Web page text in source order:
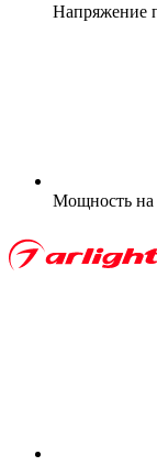
Напряжение
Мощность